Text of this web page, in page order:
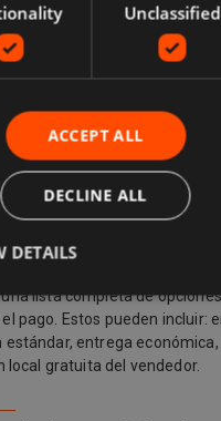
una variedad de
puede elegir la que le resulte
vendedores ofrecen
puede encontrar el costo de
lista completa de
pago. Estos pueden incluir:
entrega económica,
local gratuita del vendedor.
Unclassified
ACCEPT ALL
DECLINE ALL
DETAILS